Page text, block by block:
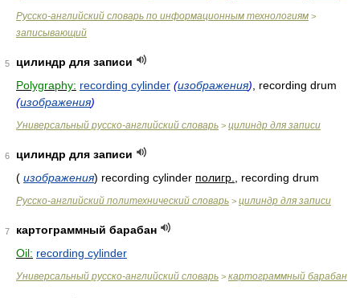
Русско-английский словарь по информационным технологиям >
записывающий
5
цилиндр для записи
Polygraphy: recording cylinder (изображения) , recording drum
(изображения)
Универсальный русско-английский словарь > цилиндр для записи
6
цилиндр для записи
( изображения) recording cylinder полигр. , recording drum
Русско-английский политехнический словарь > цилиндр для записи
7
картограммный барабан
Oil: recording cylinder
Универсальный русско-английский словарь > картограммный барабан